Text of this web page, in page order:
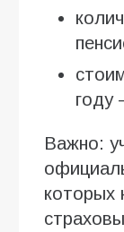
году
Важно:
которых